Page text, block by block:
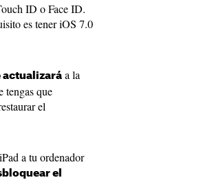
ID o Face ID.
es tener iOS 7.0
actualizará a la
tengas que
el
a tu ordenador
el